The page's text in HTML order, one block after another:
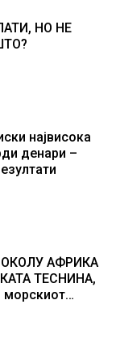
НО НЕ
највисока
денари –
АФРИКА
ТЕСНИНА,
морскиот